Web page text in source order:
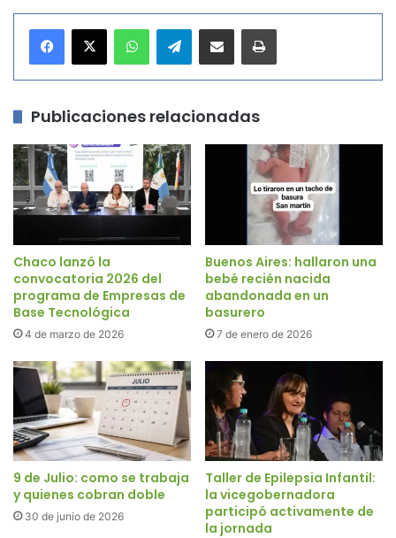
Telegram
Publicaciones relacionadas
Chaco lanzó la
convocatoria 2026 del
programa de Empresas de
Base Tecnológica
4 de marzo de 2026
Buenos Aires: hallaron una
bebé recién nacida
abandonada en un
basurero
7 de enero de 2026
9 de Julio: como se trabaja
y quienes cobran doble
30 de junio de 2026
Taller de Epilepsia Infantil:
la vicegobernadora
participó activamente de
la jornada